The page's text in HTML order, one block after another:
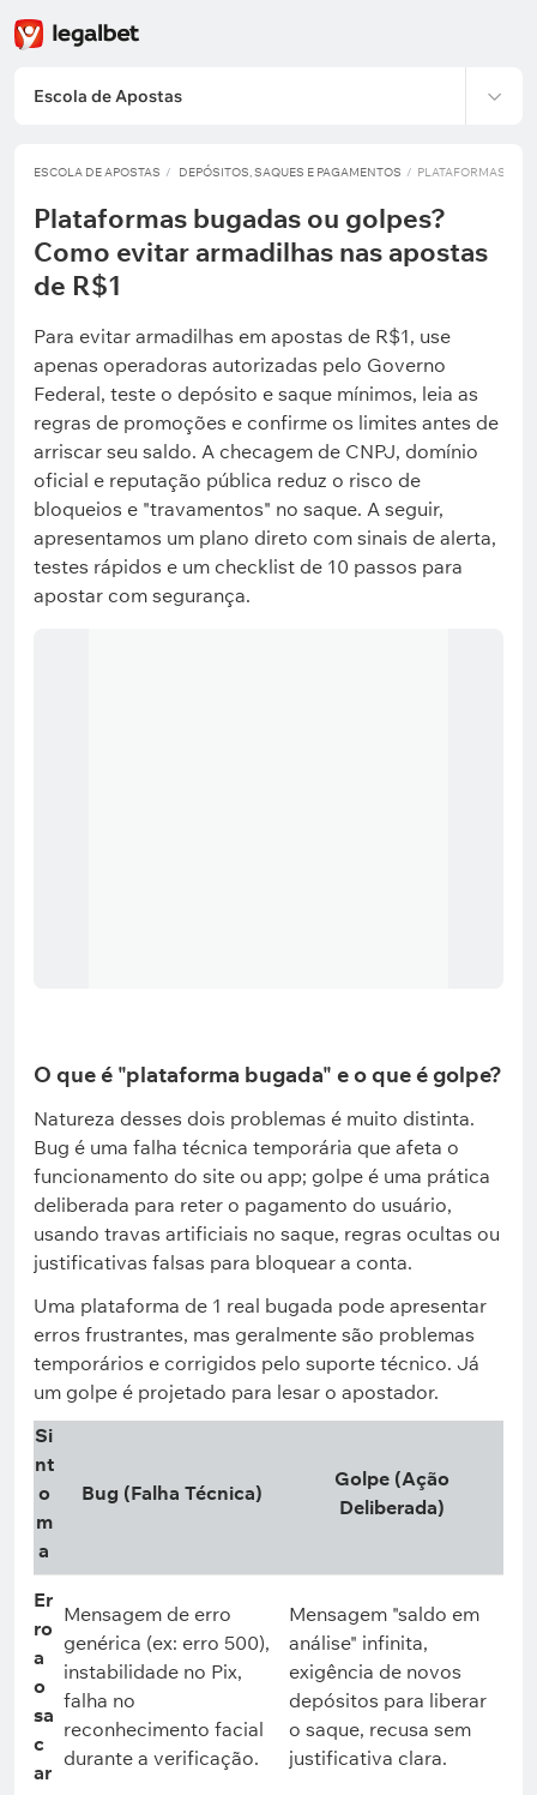
Escola de Apostas
ESCOLA DE APOSTAS DEPÓSITOS, SAQUES E PAGAMENTOS PLATAFORMAS
Plataformas bugadas ou golpes?
Como evitar armadilhas nas apostas
de R$1
Para evitar armadilhas em apostas de R$1, use
apenas operadoras autorizadas pelo Governo
Federal, teste o depósito e saque mínimos, leia as
regras de promoções e confirme os limites antes de
arriscar seu saldo. A checagem de CNPJ, domínio
oficial e reputação pública reduz o risco de
bloqueios e "travamentos" no saque. A seguir,
apresentamos um plano direto com sinais de alerta,
testes rápidos e um checklist de 10 passos para
apostar com segurança.
O que é "plataforma bugada" e o que é golpe?
Natureza desses dois problemas é muito distinta.
Bug é uma falha técnica temporária que afeta o
funcionamento do site ou app; golpe é uma prática
deliberada para reter o pagamento do usuário,
usando travas artificiais no saque, regras ocultas ou
justificativas falsas para bloquear a conta.
Uma plataforma de 1 real bugada pode apresentar
erros frustrantes, mas geralmente são problemas
temporários e corrigidos pelo suporte técnico. Já
um golpe é projetado para lesar o apostador.
Si
nt
o
m
a
Bug (Falha Técnica)
Golpe (Ação
Deliberada)
Er
ro
a
o
sa
c
ar
Mensagem de erro
genérica (ex: erro 500),
instabilidade no Pix,
falha no
reconhecimento facial
durante a verificação.
Mensagem "saldo em
análise" infinita,
exigência de novos
depósitos para liberar
o saque, recusa sem
justificativa clara.